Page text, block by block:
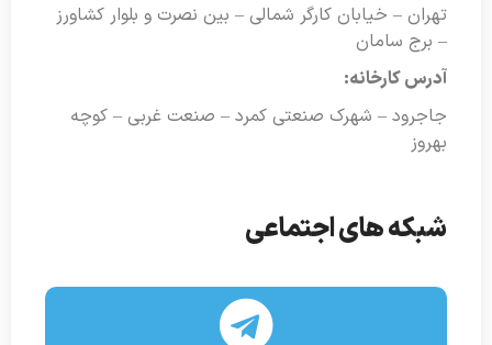
شبکه های اجتماعی
تهران – خیابان کارگر شمالی – بین نصرت و بلوار کشاورز
– برج سامان
آدرس کارخانه:
جاجرود – شهرک صنعتی کمرد – صنعت غربی – کوچه
بهروز